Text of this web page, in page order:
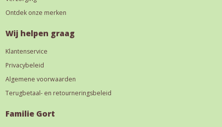
Ontdek onze merken
Wij helpen graag
Klantenservice
Privacybeleid
Algemene voorwaarden
Terugbetaal- en retourneringsbeleid
Familie Gort